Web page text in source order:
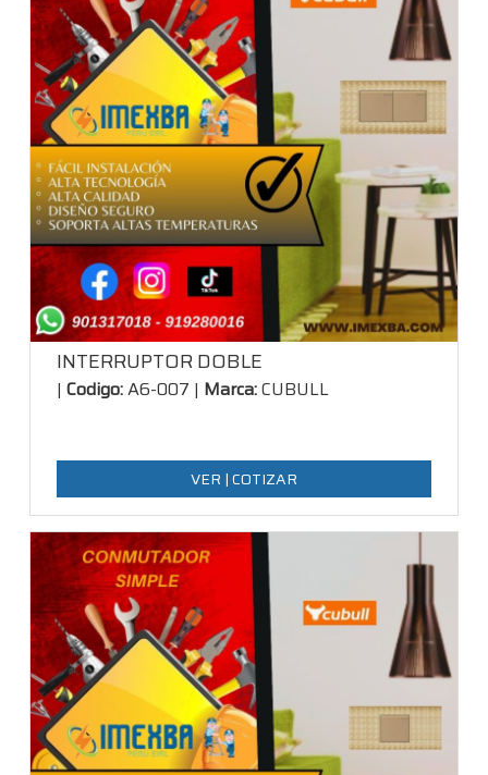
INTERRUPTOR DOBLE
| Codigo:A6-007 | Marca:CUBULL